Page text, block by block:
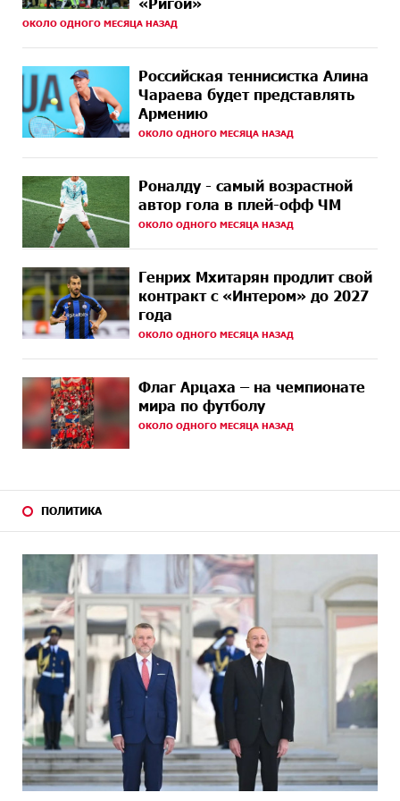
Аршак Карапетян
10 ДНЕЙ Обновленный Центр продаж и обслуживания Ucom
11 ДНЕЙ
НАЗАД
Никогда Нагорный Карабах не был в составе
независимого Азербайджана. Аршак Карапетян
13 ДНЕЙ Бывший премьер-министр Словакии обратился к
освобождению армянских заключенных,
осужденных в Азербайджане
15 ДНЕЙ
Против кого вооружается Азербайджан? Аршак
15 ДНЕЙ
НАЗАД
При поддержке Ucom в спортивной школе Вайка
установлена солнечная электростанция мощностью
15 кВт
НАЗАД
играх»: Idram&IDBank
17 ДНЕЙ
НАЗАД
Кругом война. А вас вводят в заблуждение. Аршак
Карапетян
Ереванян, 3/47
21 ДНЕЙ До 25% idcoin-ов при покупке авиабилетов Flyone:
Idram&IDBank
21 ДНЕЙ
НАЗАД
Ucom и Microsoft Innovation Center помогают
школьникам развивать навыки кибербезопасности
22 ДНЕЙ
НАЗАД
При поддержке Ucom в Шенаване установлена
солнечная станция мощностью 10 кВт
24 ДНЕЙ
НАЗАД
Юнибанк разыграет поездку в Италию среди новых
держателей карт Mastercard World «Travel»
24 ДНЕЙ
НАЗАД
Москва–Баку: есть разногласия, но связи
сохраняются. А мы что делаем?
ОКОЛО ОДНОГО МЕСЯЦА НАЗАД
Российская теннисистка Алина
Чараева будет представлять
Армению
ОКОЛО ОДНОГО МЕСЯЦА НАЗАД
Роналду - самый возрастной
автор гола в плей-офф ЧМ
ОКОЛО ОДНОГО МЕСЯЦА НАЗАД
Генрих Мхитарян продлит свой
контракт с «Интером» до 2027
года
ОКОЛО ОДНОГО МЕСЯЦА НАЗАД
Флаг Арцаха – на чемпионате
мира по футболу
ОКОЛО ОДНОГО МЕСЯЦА НАЗАД
ПОЛИТИКА